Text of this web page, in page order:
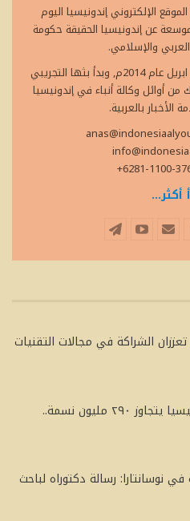
الإلكتروني إندونيسيا اليوم
عن إندونيسيا الحقيقة حكومة
والإسلامي.
وتأسس إندونيسيا اليوم في 24 ابريل عام 2014م, وبدأ بثها التجريبي
لتكون بذلك من أوائل وكالة أنباء في إندونيسيا
الأخبار بالعربية.
أكثر...
تعززان الشراكة في مجالات التقنيات
عدد سكان إندونيسيا يتجاوز ٢٩٠ مليون نسمة..
في نوسانتارا: رسالة دكتوراه لباحث